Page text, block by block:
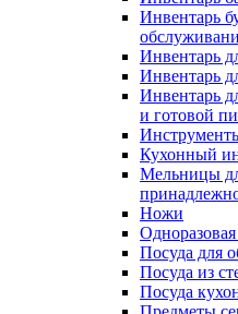
Инвентарь
Инвентарь
Инвентарь
Инвентарь
и готовой
Кухонный
Мельницы
Ножи
Одноразовая
Посуда для
Посуда из
Посуда